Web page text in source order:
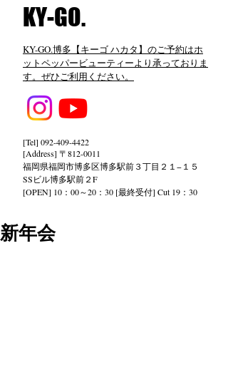
​KY-GO.
KY-GO.博多【キーゴ ハカタ】のご予約はホ
ットペッパービューティーより承っておりま
す。ぜひご利用ください。
[Tel] 092-409-4422
[Address] 〒812-0011
福岡県福岡市博多区博多駅前３丁目２１−１５
SSビル博多駅前２F
[OPEN] 10：00～20：30 [最終受付] Cut 19：30
新年会